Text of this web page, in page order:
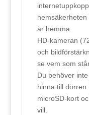
är hemma.
HD-kameran
och
se vem som
Du behöver
hinna till
microSD-kort
vill.